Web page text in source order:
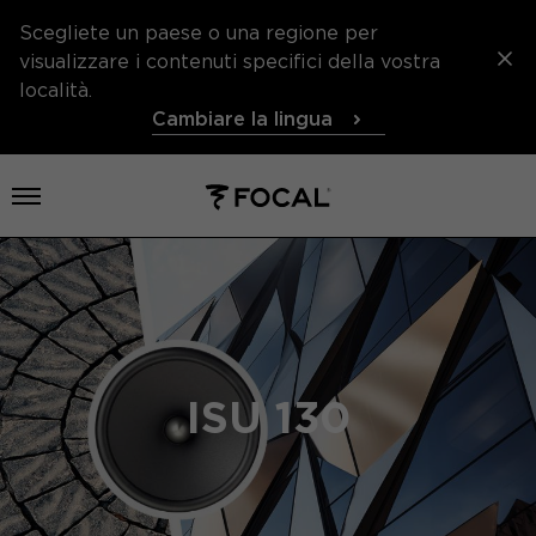
Scegliete un paese o una regione per
visualizzare i contenuti specifici della vostra
località.
Cambiare la lingua
Aprire il menu
ISU 130